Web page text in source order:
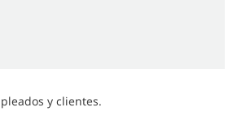
y clientes.